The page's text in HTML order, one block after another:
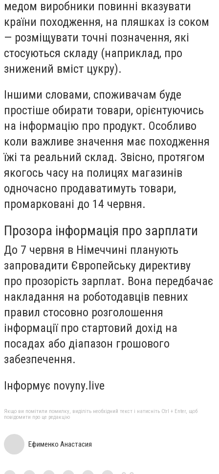
медом виробники повинні вказувати
країни походження, на пляшках із соком
— розміщувати точні позначення, які
стосуються складу (наприклад, про
знижений вміст цукру).
Іншими словами, споживачам буде
простіше обирати товари, орієнтуючись
на інформацію про продукт. Особливо
коли важливе значення має походження
їжі та реальний склад. Звісно, протягом
якогось часу на полицях магазинів
одночасно продаватимуть товари,
промарковані до 14 червня.
Прозора інформація про зарплати
До 7 червня в Німеччині планують
запровадити Європейську директиву
про прозорість зарплат. Вона передбачає
накладання на роботодавців певних
правил стосовно розголошення
інформації про стартовий дохід на
посадах або діапазон грошового
забезпечення.
Інформує novyny.live
Якщо ви помітили помилку, виділіть необхідний текст і натисніть Ctrl + Enter, щоб
повідомити про це редакцію
Ефименко Анастасия